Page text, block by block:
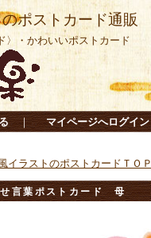
ポストカード通販
〉・かわいいポストカード
｜ マイページへログイン
イラストのポストカードＴＯＰ
言葉ポストカード 母